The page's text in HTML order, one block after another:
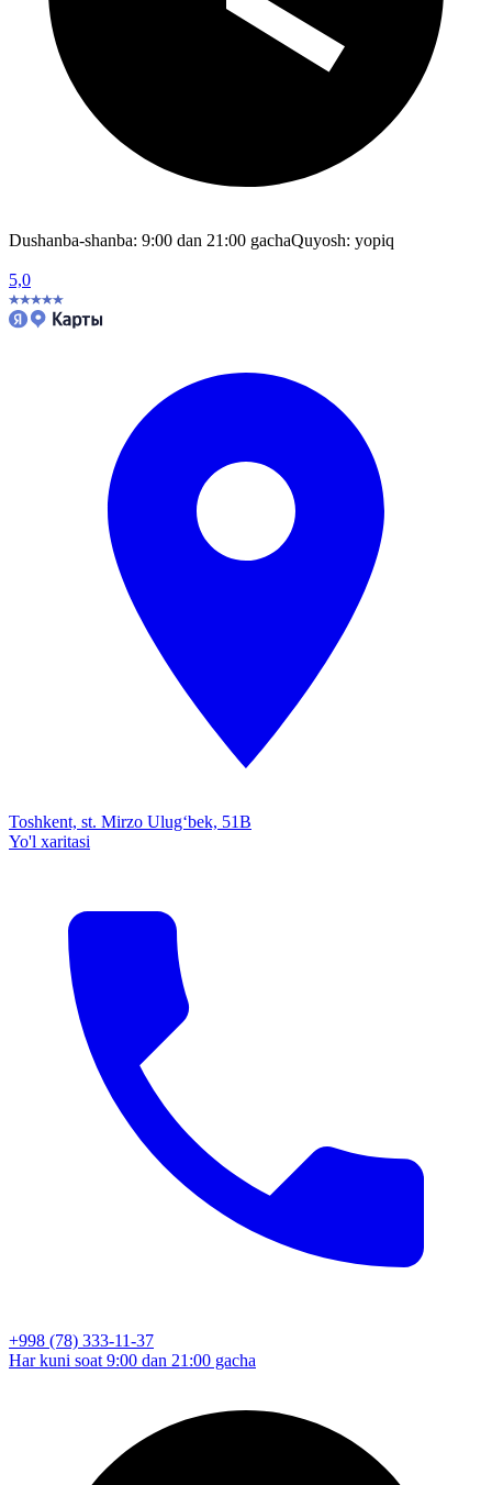
Dushanba-shanba: 9:00 dan 21:00 gachaQuyosh: yopiq
5,0
Toshkent, st. Mirzo Ulug‘bek, 51B
Yo'l xaritasi
+998 (78) 333-11-37
Har kuni soat 9:00 dan 21:00 gacha